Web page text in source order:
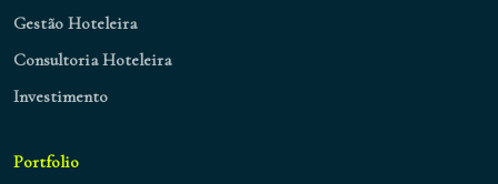
Gestão Hoteleira
Consultoria Hoteleira
Investimento
Portfolio